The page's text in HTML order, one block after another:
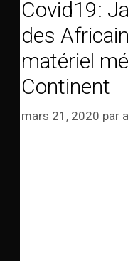
Covid19:
des
matériel
Continent
mars 21, 2020 par